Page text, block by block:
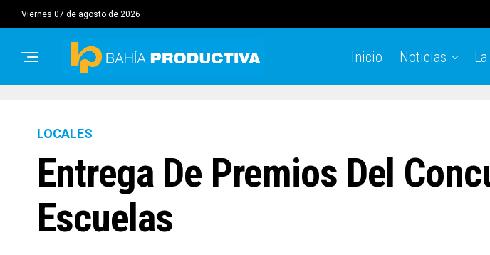
viernes 07 de agosto de 2026
Inicio Noticias
LOCALES
Entrega De Premios Del
Escuelas